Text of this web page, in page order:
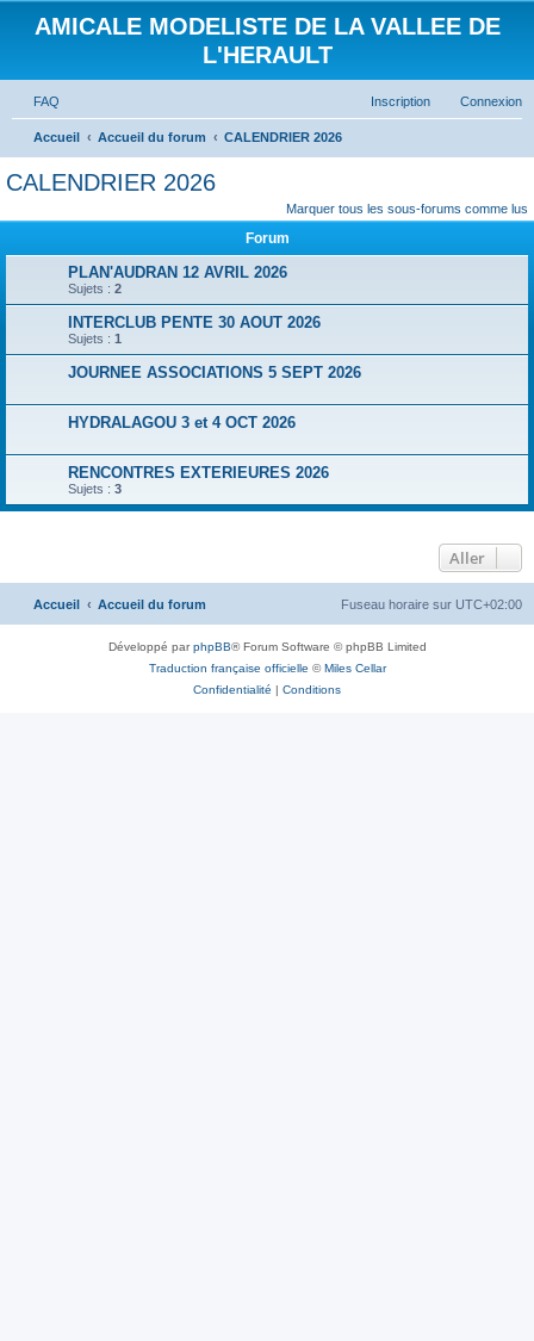
AMICALE MODELISTE DE LA VALLEE DE
L'HERAULT
FAQ Connexion
Inscription
Accueil Accueil du forum CALENDRIER 2026
CALENDRIER 2026
Marquer tous les sous-forums comme lus
Forum
PLAN'AUDRAN 12 AVRIL 2026
Sujets : 2
INTERCLUB PENTE 30 AOUT 2026
Sujets : 1
JOURNEE ASSOCIATIONS 5 SEPT 2026
HYDRALAGOU 3 et 4 OCT 2026
RENCONTRES EXTERIEURES 2026
Sujets : 3
Aller
Accueil Accueil du forum Fuseau horaire sur UTC+02:00
Développé parphpBB® Forum Software © phpBB Limited
Traduction française officielle ©Miles Cellar
Confidentialité | Conditions